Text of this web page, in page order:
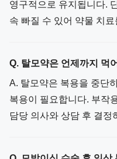
영구적으로 유지됩니다.
속 빠질 수 있어 약물 치
Q. 탈모약은 언제까지 먹
A. 탈모약은 복용을 중단
복용이 필요합니다. 부작
담당 의사와 상담 후 결정